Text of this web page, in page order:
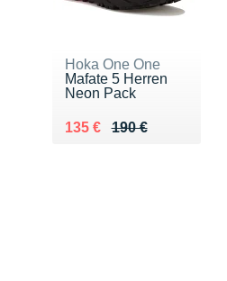
Hoka One One
Mafate 5 Herren
Neon Pack
190 €
Au lieu de 190 €
135 €
Vendu 135 €